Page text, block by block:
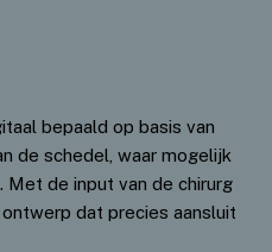
bepaald op basis van
de schedel, waar mogelijk
de input van de chirurg
dat precies aansluit